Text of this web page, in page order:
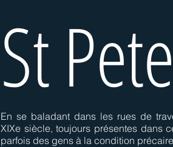
St
En se baladant dans les rues de
XIXe siècle, toujours présentes dans
parfois des gens à la condition